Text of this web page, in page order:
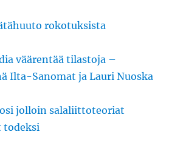
rokotuksista
väärentää tilastoja –
Ilta-Sanomat ja Lauri Nuoska
jolloin salaliittoteoriat